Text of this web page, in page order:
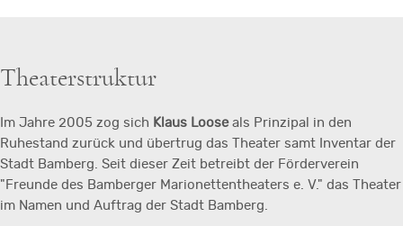
Theaterstruktur
Im Jahre 2005 zog sich Klaus Looseals Prinzipal in den
Ruhestand zurück und übertrug das Theater samt Inventar der
Stadt Bamberg. Seit dieser Zeit betreibt der Förderverein
"Freunde des Bamberger Marionettentheaters e. V." das Theater
im Namen und Auftrag der Stadt Bamberg.